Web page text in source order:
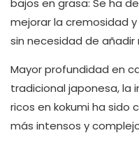
bajos en grasa: Se ha
mejorar la cremosidad
sin necesidad de añadir
Mayor profundidad en
tradicional japonesa, la
ricos en kokumi ha sido
más intensos y